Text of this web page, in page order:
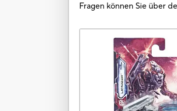
Fragen können Sie über